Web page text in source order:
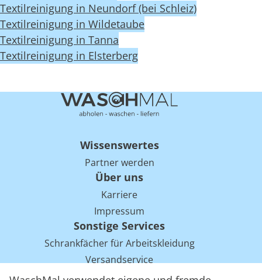
Textilreinigung in Neundorf (bei Schleiz)
Textilreinigung in Wildetaube
Textilreinigung in Tanna
Textilreinigung in Elsterberg
Wissenswertes
Partner werden
Über uns
Karriere
Impressum
Sonstige Services
Schrankfächer für Arbeitskleidung
Versandservice
Einsparpotentiale für Mietwäsche bei Arbeitskleidung